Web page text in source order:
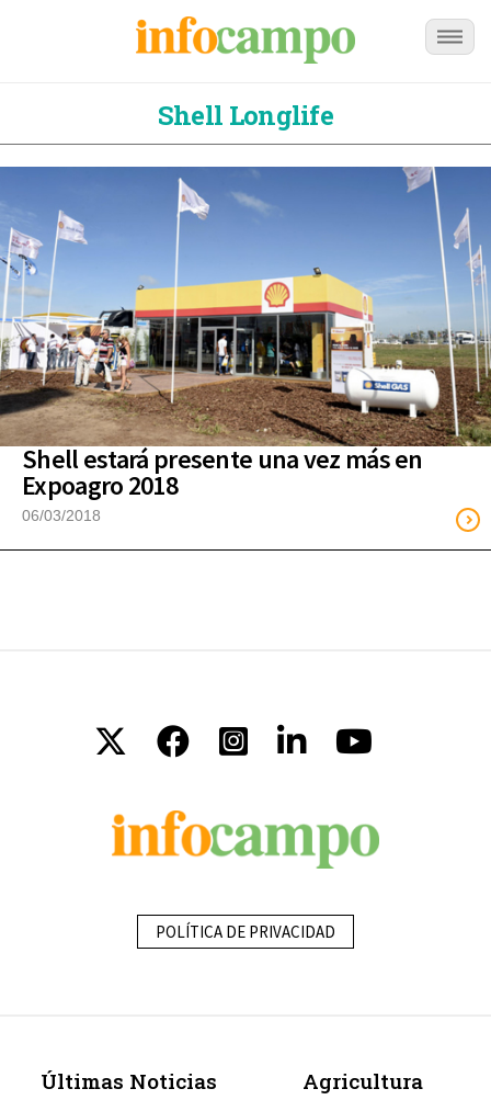
Shell Longlife
Shell estará presente una vez más en
Expoagro 2018
06/03/2018
POLÍTICA DE PRIVACIDAD
Últimas Noticias
Agricultura